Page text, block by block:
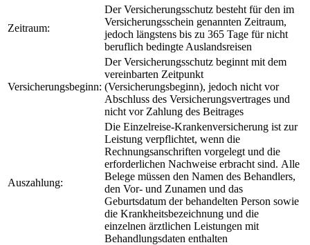
Zeitraum:
Der Versicherungsschutz besteht für den im
Versicherungsschein genannten Zeitraum,
jedoch längstens bis zu 365 Tage für nicht
beruflich bedingte Auslandsreisen
Versicherungsbeginn:
Der Versicherungsschutz beginnt mit dem
vereinbarten Zeitpunkt
(Versicherungsbeginn), jedoch nicht vor
Abschluss des Versicherungsvertrages und
nicht vor Zahlung des Beitrages
Auszahlung:
Die Einzelreise-Krankenversicherung ist zur
Leistung verpflichtet, wenn die
Rechnungsanschriften vorgelegt und die
erforderlichen Nachweise erbracht sind. Alle
Belege müssen den Namen des Behandlers,
den Vor- und Zunamen und das
Geburtsdatum der behandelten Person sowie
die Krankheitsbezeichnung und die
einzelnen ärztlichen Leistungen mit
Behandlungsdaten enthalten